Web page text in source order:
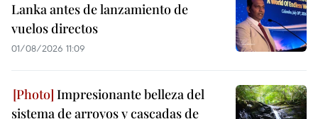
Lanka antes de lanzamiento de
vuelos directos
01/08/2026 11:09
Impresionante belleza del
sistema de arroyos y cascadas de